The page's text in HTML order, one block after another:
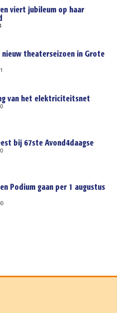
viert jubileum op haar
nieuw theaterseizoen in Grote
van het elektriciteitsnet
bij 67ste Avond4daagse
Podium gaan per 1 augustus